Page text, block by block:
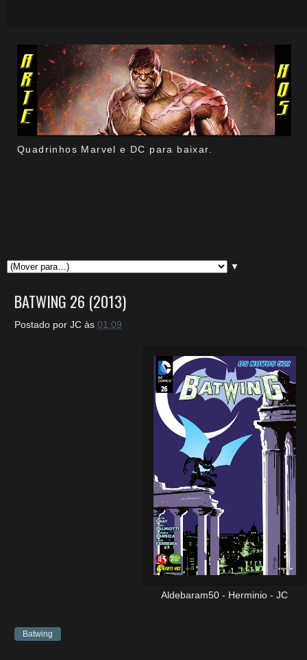
Quadrinhos Marvel e DC para baixar.
▼
BATWING 26 (2013)
Postado por JC às 01:09
Aldebaram50 - Herminio - JC
Batwing